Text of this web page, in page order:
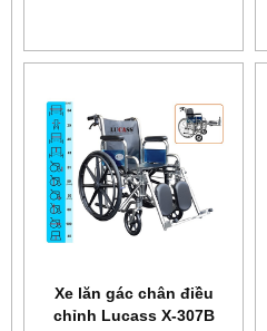
Xe lăn gác chân điều
chỉnh Lucass X-307B